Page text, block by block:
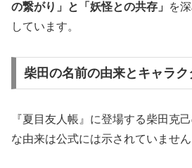
の繋がり」と「妖怪との共存」
を
しています。
柴田の名前の由来とキャラク
『夏目友人帳』に登場する柴田克
な由来は公式には示されていません